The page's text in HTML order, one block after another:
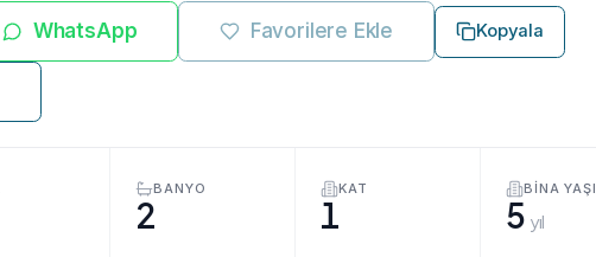
WhatsApp Favorilere Ekle Kopyala
BANYO
2
KAT
1
BINA YAŞI
5 yıl